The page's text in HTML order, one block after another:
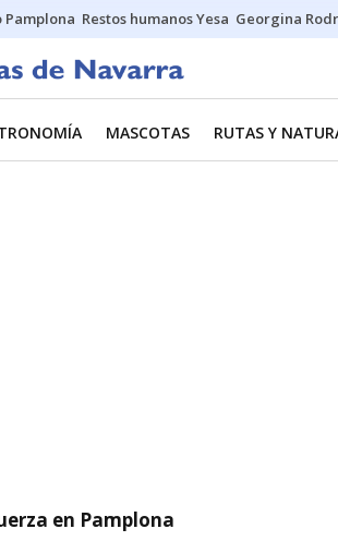
Pamplona Restos humanos Yesa Georgina
MASCOTAS RUTAS Y
en Pamplona